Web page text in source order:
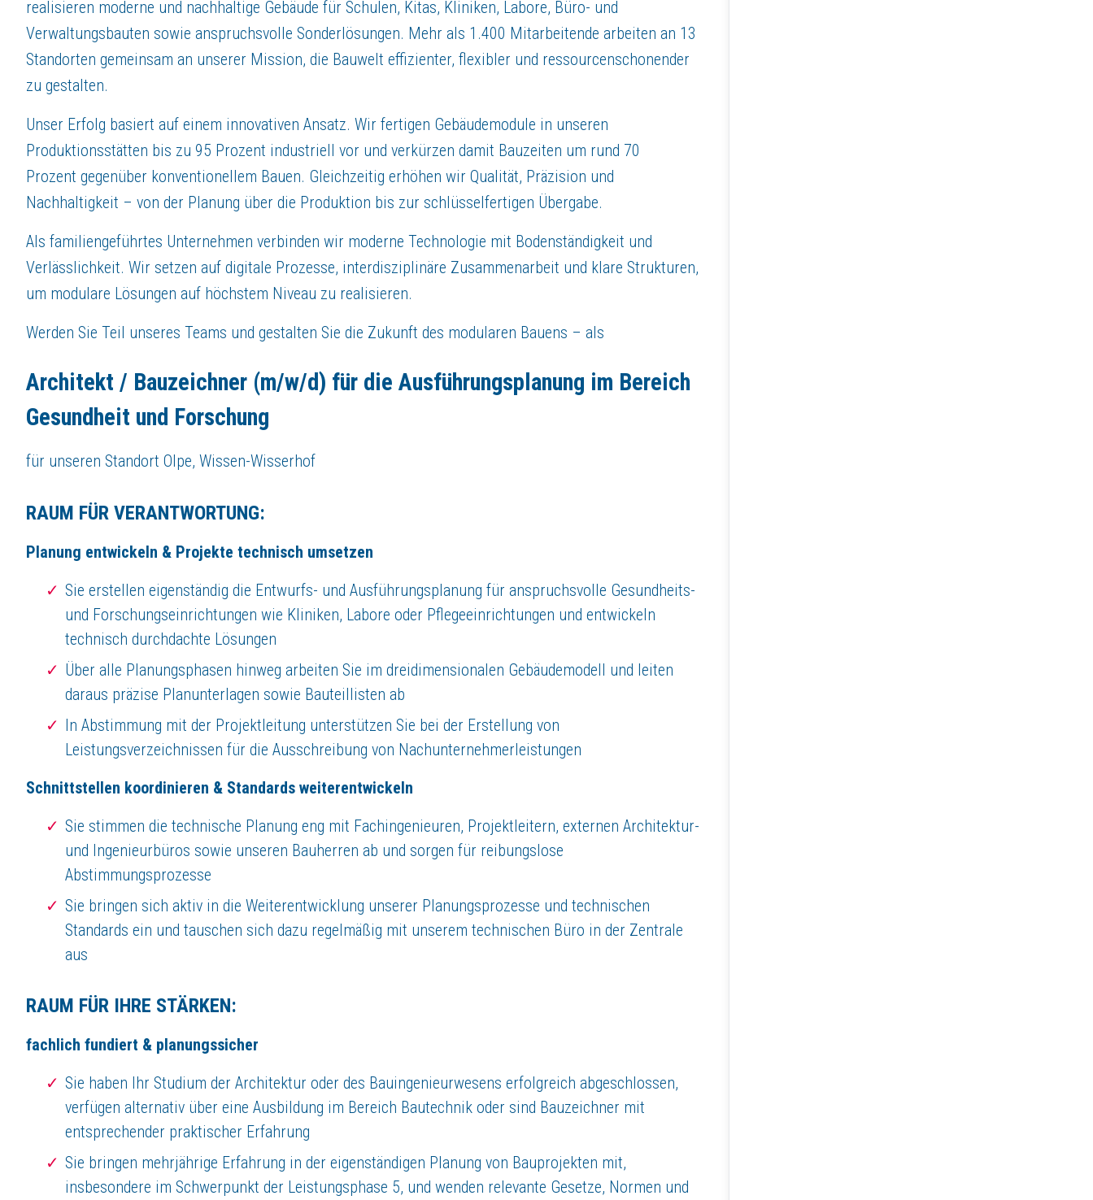
Sie bringen mehrjährige Erfahrung in der eigenständigen Planung von Bauprojekten mit, insbesondere im Schwerpunkt der Leistungsphase 5, und wenden relevante Gesetze, Normen und technische Regelwerke
Sie arbeiten routiniert mit 3D-CAD-Software und BIM und verfügen idealerweise bereits über Kenntnisse in Revit
strukturiert, kooperativ & lösungsorientiert
Sie entwickeln nachhaltige und technisch durchdachte Lösungen für das modulare Bauen und setzen Ihre Projekte strukturiert und eigenverantwortlich um
Sie arbeiten eng und kooperativ mit Kunden, externen Projektbeteiligten und Ihrem Team zusammen und kommunizieren sicher auf Deutsch (mindestens C1-Niveau)
Sie zeichnen sich durch eine selbstständige, verantwortungsbewusste und lösungsorientierte Arbeitsweise aus
Ihr Dienstsitz befindet sich – je nach Ihrem Lebensmittelpunkt – an unserem Standort in Wissen oder Olpe
RAUM FÜR WERTSCHÄTZUNG:
Stabilität & Zukunft – sicher arbeiten im Familienunternehmen
moderner Arbeitsplatz, flexible Arbeitszeiten, Möglichkeit zum mobilen Arbeiten, kurze Entscheidungswege und ein offenes, kollegiales Arbeitsumfeld
30 Urlaubstage, zusätzlich bezahlte Freistellung an Heiligabend und Silvester sowie freie Tage an Brückentagen
Sonderurlaub bei besonderen Lebensereignissen
Elternzeit in allen Bereichen und Funktionen möglich
Employee Assistance Program (EAP) – kostenlose Beratung bei privaten Herausforderungen
Faire Vergütung & attraktive Extras – mehr als nur ein Gehalt
Zusätzliche freiwillige Erfolgsbeteiligung am Unternehmenserfolg
Regelmäßige Lohnanpassungen zur Abfederung der Inflation
Monatlich 50 € steuerfrei als Tank- oder Einkaufsgutschein
Corporate Benefits – exklusive Mitarbeiterrabatte bei vielen Marken
Kostenfreie Mitarbeiterparkplätze & E-Ladestationen
Entwicklung, Förderung und Teamkultur – wir stärken Ihre Stärken
Regelmäßige Feedback- und Entwicklungsgespräche
starkes Team, das sich unterstützt, respektvoll zusammenarbeitet und eine vertrauensvolle Atmosphäre lebt
Regelmäßige Firmenfeiern und Teamaktionen
KLEUSBERG Gruppe
Der KLEUSBERG RUFT!
Jetzt den Rucksack packen und bewerben!
KLEUSBERG ist seit Gründung im Familienbesitz. Als mittelständisches Unternehmen mit handwerklicher Tradition ist sich das Unternehmen seiner Verantwortung für die Mitarbeiterinnen und Mitarbeiter sowie
"Qualifizierte Mitarbeiterinnen und Mitarbeiter, Handwerker, Techniker, Ingenieure und eine Vielzahl von Fachunternehmen, die größtenteils seit vielen Jahren für KLEUSBERG tätig sind, setzen selbst
Berufserfahrene,
Studierende,
Schüler/innen.
Hier finden Sie alle Informationen rund um KLEUSBERG als Arbeitgeber:
Mögliche Arbeitsbereiche
Alle derzeitigen Jobangebote
Jetzt bewerben
realisieren moderne und nachhaltige Gebäude für Schulen, Kitas, Kliniken, Labore, Büro- und
Verwaltungsbauten sowie anspruchsvolle Sonderlösungen. Mehr als 1.400 Mitarbeitende arbeiten an 13
Standorten gemeinsam an unserer Mission, die Bauwelt effizienter, flexibler und ressourcenschonender
zu gestalten.
Unser Erfolg basiert auf einem innovativen Ansatz. Wir fertigen Gebäudemodule in unseren
Produktionsstätten bis zu 95 Prozent industriell vor und verkürzen damit Bauzeiten um rund 70
Prozent gegenüber konventionellem Bauen. Gleichzeitig erhöhen wir Qualität, Präzision und
Nachhaltigkeit – von der Planung über die Produktion bis zur schlüsselfertigen Übergabe.
Als familiengeführtes Unternehmen verbinden wir moderne Technologie mit Bodenständigkeit und
Verlässlichkeit. Wir setzen auf digitale Prozesse, interdisziplinäre Zusammenarbeit und klare Strukturen,
um modulare Lösungen auf höchstem Niveau zu realisieren.
Werden Sie Teil unseres Teams und gestalten Sie die Zukunft des modularen Bauens – als
Architekt / Bauzeichner (m/w/d) für die Ausführungsplanung im Bereich
Gesundheit und Forschung
für unseren Standort Olpe, Wissen-Wisserhof
RAUM FÜR VERANTWORTUNG:
Planung entwickeln & Projekte technisch umsetzen
Sie erstellen eigenständig die Entwurfs- und Ausführungsplanung für anspruchsvolle Gesundheits-
und Forschungseinrichtungen wie Kliniken, Labore oder Pflegeeinrichtungen und entwickeln
technisch durchdachte Lösungen
Über alle Planungsphasen hinweg arbeiten Sie im dreidimensionalen Gebäudemodell und leiten
daraus präzise Planunterlagen sowie Bauteillisten ab
In Abstimmung mit der Projektleitung unterstützen Sie bei der Erstellung von
Leistungsverzeichnissen für die Ausschreibung von Nachunternehmerleistungen
Schnittstellen koordinieren & Standards weiterentwickeln
Sie stimmen die technische Planung eng mit Fachingenieuren, Projektleitern, externen Architektur-
und Ingenieurbüros sowie unseren Bauherren ab und sorgen für reibungslose
Abstimmungsprozesse
Sie bringen sich aktiv in die Weiterentwicklung unserer Planungsprozesse und technischen
Standards ein und tauschen sich dazu regelmäßig mit unserem technischen Büro in der Zentrale
aus
RAUM FÜR IHRE STÄRKEN:
fachlich fundiert & planungssicher
Sie haben Ihr Studium der Architektur oder des Bauingenieurwesens erfolgreich abgeschlossen,
verfügen alternativ über eine Ausbildung im Bereich Bautechnik oder sind Bauzeichner mit
entsprechender praktischer Erfahrung
Sie bringen mehrjährige Erfahrung in der eigenständigen Planung von Bauprojekten mit,
insbesondere im Schwerpunkt der Leistungsphase 5, und wenden relevante Gesetze, Normen und